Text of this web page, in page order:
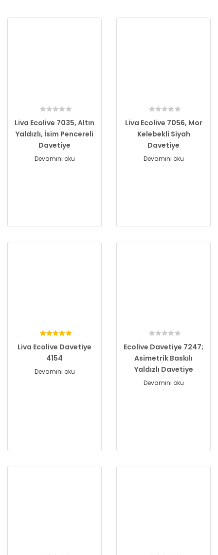
Liva Ecolive 7035, Altın
Yaldızlı, İsim Pencereli
Davetiye
Devamını oku
Liva Ecolive 7056, Mor
Kelebekli Siyah
Davetiye
Devamını oku
Liva Ecolive Davetiye
4154
Devamını oku
Ecolive Davetiye 7247;
Asimetrik Baskılı
Yaldızlı Davetiye
Devamını oku